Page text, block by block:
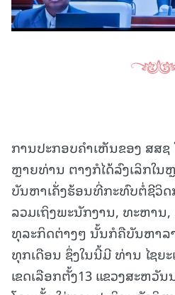
ການປະກອບຄໍາເຫັນຂອງ ສສຊ
ຫຼາຍທ່ານ ຕາງກໍໄດ້ລົງເລິກໃນ
ບັນຫາເຄັ່ງຮ້ອນທີ່ກະທົບຕໍ່ຊີວິດ
ລວມເຖິງພະນັກງານ, ທະຫານ
ທຸລະກິດຕ່າງໆ ນັ້ນກໍຄືບັນຫາລ
ທຸກເດືອນ ຊຶ່ງໃນນີ້ມີ ທ່ານ ໄຊຍ
ເຂດເລືອກຕັ້ງ13 ແຂວງສະຫວັນ